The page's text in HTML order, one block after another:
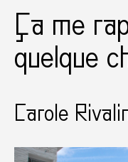
Ça me
quelque
Carole